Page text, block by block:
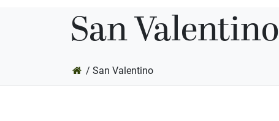
San Valentino
/ San Valentino